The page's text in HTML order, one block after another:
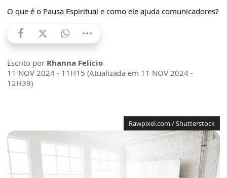
O que é o Pausa Espiritual e como ele ajuda comunicadores?
Escrito por Rhanna Felicio
11 NOV 2024 - 11H15 (Atualizada em 11 NOV 2024 -
12H39)
Rawpixel.com / Shutterstock